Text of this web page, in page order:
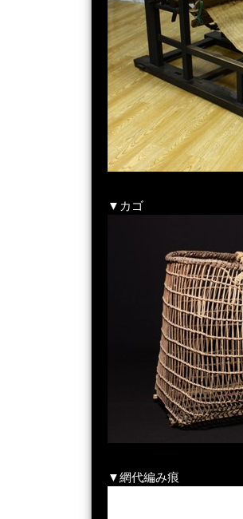
▼カゴ
▼網代編み痕